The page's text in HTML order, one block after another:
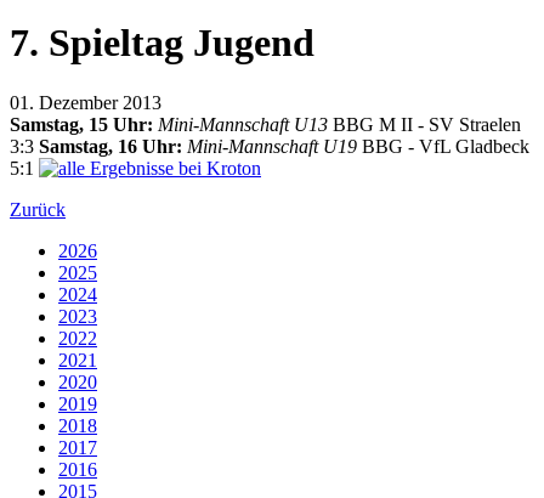
7. Spieltag Jugend
01. Dezember 2013
Samstag, 15 Uhr: Mini-Mannschaft U13 BBG M II - SV Straelen
3:3 Samstag, 16 Uhr: Mini-Mannschaft U19 BBG - VfL Gladbeck
5:1
Zurück
2026
2025
2024
2023
2022
2021
2020
2019
2018
2017
2016
2015